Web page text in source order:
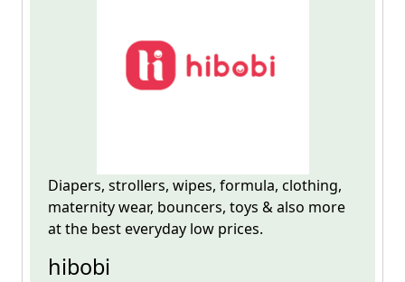
Diapers, strollers, wipes, formula, clothing,
maternity wear, bouncers, toys & also more
at the best everyday low prices.
hibobi